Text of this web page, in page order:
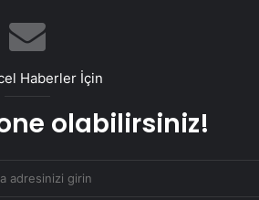
Avantajlar Sağlayacak
Haberler İçin
olabilirsiniz!